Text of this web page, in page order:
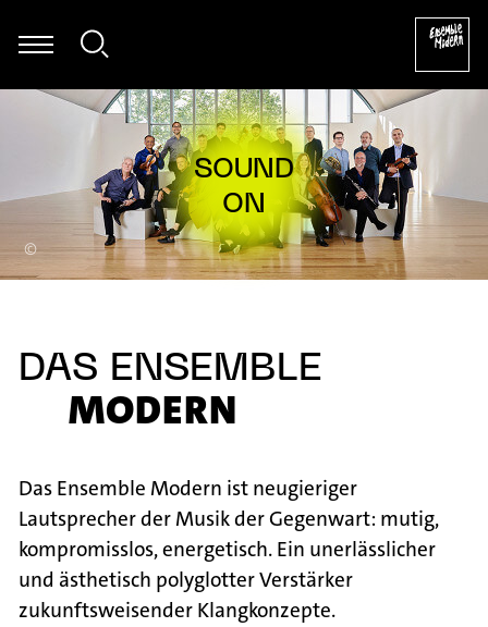
Byrd: The Earl of Salisbury's Pavan (arr. für Marimba von
©
DAS ENSEMBLE
MODERN
Das Ensemble Modern ist neugieriger
Lautsprecher der Musik der Gegenwart: mutig,
kompromisslos, energetisch. Ein unerlässlicher
und ästhetisch polyglotter Verstärker
zukunftsweisender Klangkonzepte.